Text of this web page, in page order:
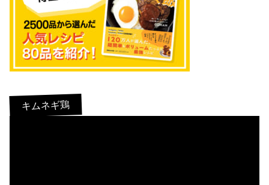
キムネギ鶏